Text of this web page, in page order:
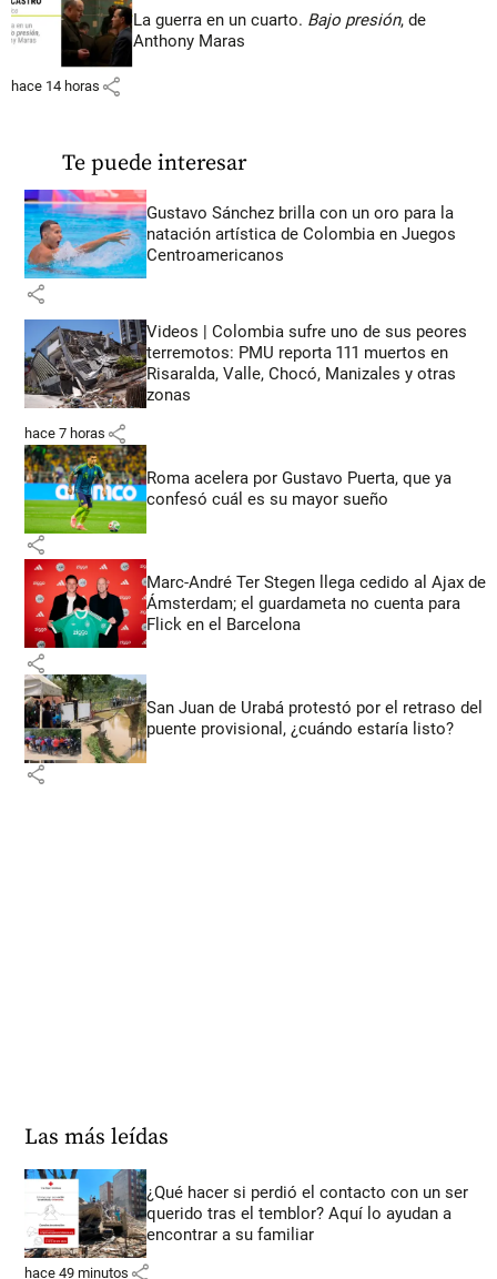
La guerra en un cuarto. Bajo presión, de
Anthony Maras
hace 14 horas share
Te puede interesar
Gustavo Sánchez brilla con un oro para la
natación artística de Colombia en Juegos
Centroamericanos
share
Videos | Colombia sufre uno de sus peores
terremotos: PMU reporta 111 muertos en
Risaralda, Valle, Chocó, Manizales y otras
zonas
hace 7 horas share
Roma acelera por Gustavo Puerta, que ya
confesó cuál es su mayor sueño
share
Marc-André Ter Stegen llega cedido al Ajax de
Ámsterdam; el guardameta no cuenta para
Flick en el Barcelona
share
San Juan de Urabá protestó por el retraso del
puente provisional, ¿cuándo estaría listo?
share
Las más leídas
¿Qué hacer si perdió el contacto con un ser
querido tras el temblor? Aquí lo ayudan a
encontrar a su familiar
hace 49 minutos share